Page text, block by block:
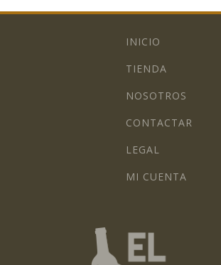
INICIO
TIENDA
NOSOTROS
CONTACTAR
LEGAL
MI CUENTA